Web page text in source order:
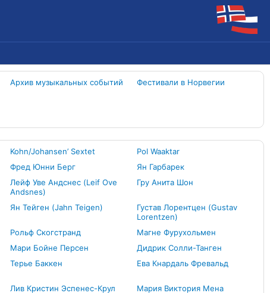
Архив музыкальных событий Фестивали в Норвегии
Kohn/Johansen’ Sextet
Pol Waaktar
Фред Юнни Берг
Ян Гарбарек
Лейф Уве Андснес (Leif Ove
Andsnes)
Гру Анита Шон
Ян Тейген (Jahn Teigen)
Густав Лорентцен (Gustav
Lorentzen)
Рольф Скогстранд
Магне Фурухольмен
Мари Бойне Персен
Дидрик Солли-Танген
Терье Баккен Ева Кнардаль Фревальд
Лив Кристин Эспенес-Крул
Мария Виктория Мена